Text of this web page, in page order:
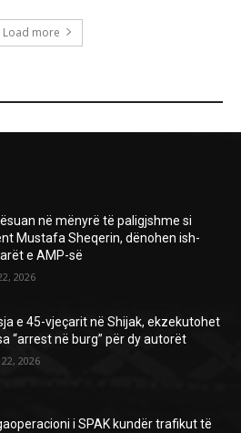
Load more
në mënyrë të paligjshme si
Mustafa Sheqerin, dënohen ish-
e AMP-së
2026
e 45-vjeçarit në Shijak, ekzekutohet
“arrest në burg” për dy autorët
2026
i SPAK kundër trafikut të